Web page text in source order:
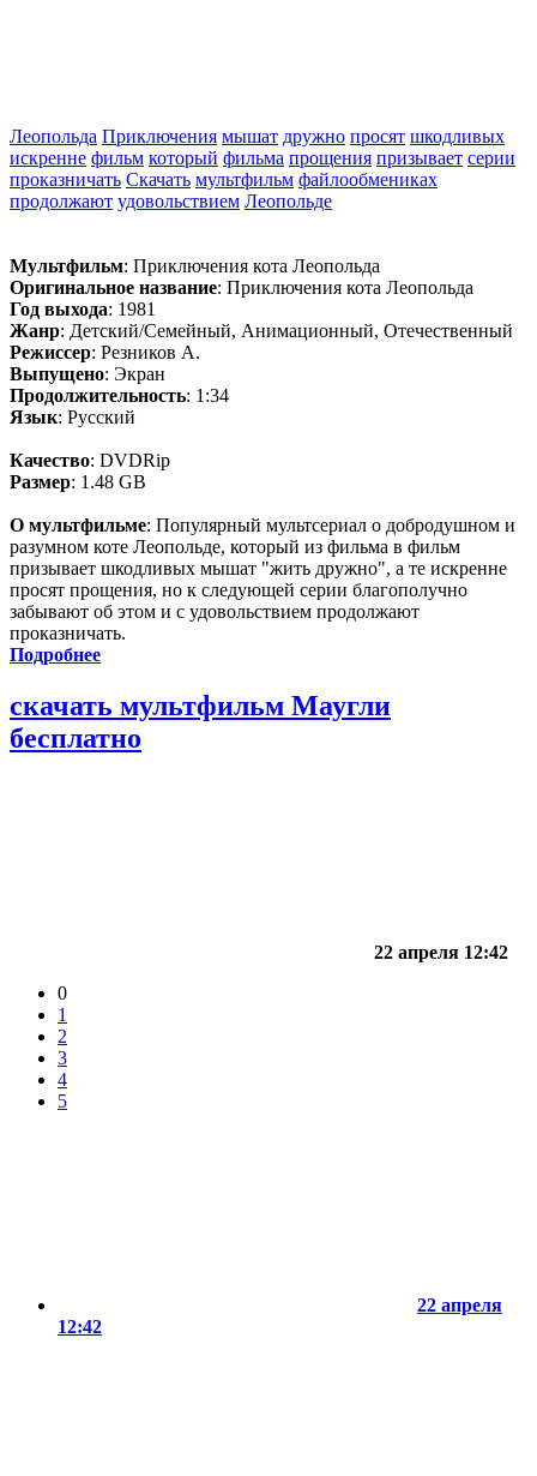
Леопольда Приключения мышат дружно просят шкодливых
искренне фильм который фильма прощения призывает серии
проказничать Скачать мультфильм файлообмениках
продолжают удовольствием Леопольде
Мультфильм: Приключения кота Леопольда
Оригинальное название: Приключения кота Леопольда
Год выхода: 1981
Жанр: Детский/Семейный, Анимационный, Отечественный
Режиссер: Резников А.
Выпущено: Экран
Продолжительность: 1:34
Язык: Русский
Качество: DVDRip
Размер: 1.48 GB
О мультфильме: Популярный мультсериал о добродушном и
разумном коте Леопольде, который из фильма в фильм
призывает шкодливых мышат "жить дружно", а те искренне
просят прощения, но к следующей серии благополучно
забывают об этом и с удовольствием продолжают
проказничать.
Подробнее
скачать мультфильм Маугли
бесплатно
22 апреля 12:42
0
1
2
3
4
5
22 апреля
12:42